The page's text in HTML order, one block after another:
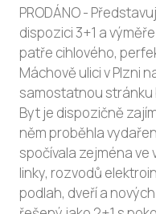
PRODÁNO -
dispozici 3+1 a
patře cihlového,
Máchově ulici v Plzni
samostatnou
Byt je dispozičně
něm proběhla
spočívala zejména ve
linky, rozvodů
podlah, dveří a